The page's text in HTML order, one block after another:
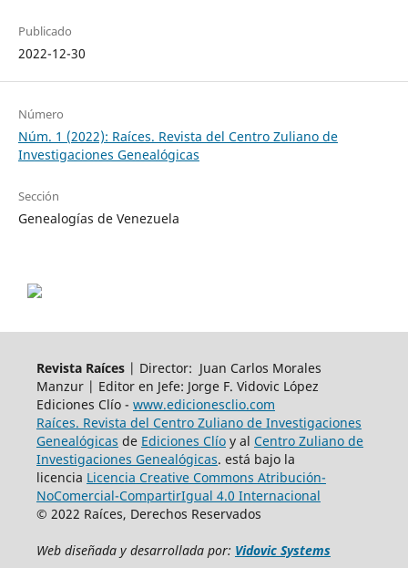
Publicado
2022-12-30
Número
Núm. 1 (2022): Raíces. Revista del Centro Zuliano de
Investigaciones Genealógicas
Sección
Genealogías de Venezuela
Revista Raíces | Director: Juan Carlos Morales
Manzur | Editor en Jefe: Jorge F. Vidovic López
Ediciones Clío - www.edicionesclio.com
Raíces. Revista del Centro Zuliano de Investigaciones
Genealógicas de Ediciones Clíoy al Centro Zuliano de
Investigaciones Genealógicas. está bajo la
licencia Licencia Creative Commons Atribución-
NoComercial-CompartirIgual 4.0 Internacional
© 2022 Raíces, Derechos Reservados
Web diseñada ydesarrolladapor: Vidovic Systems